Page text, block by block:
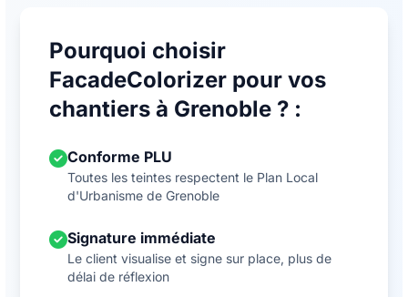
Pourquoi choisir
FacadeColorizer pour vos
chantiers à Grenoble ? :
Conforme PLU
Toutes les teintes respectent le Plan Local
d'Urbanisme de Grenoble
Signature immédiate
Le client visualise et signe sur place, plus de
délai de réflexion